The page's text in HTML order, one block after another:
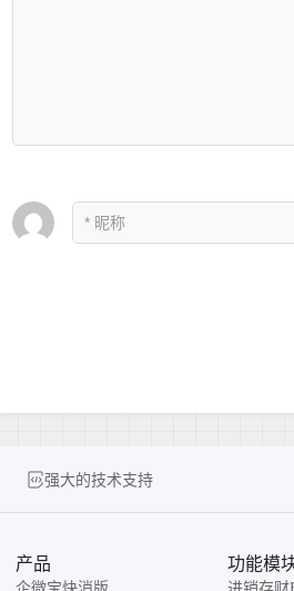
强大的技术支持
产品 功能模